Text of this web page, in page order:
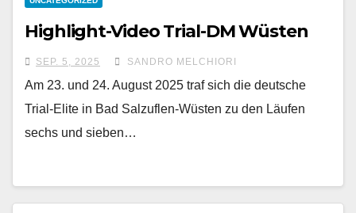
Highlight-Video Trial-DM Wüsten
SEP. 5, 2025 SANDRO MELCHIORI
Am 23. und 24. August 2025 traf sich die deutsche
Trial-Elite in Bad Salzuflen-Wüsten zu den Läufen
sechs und sieben…